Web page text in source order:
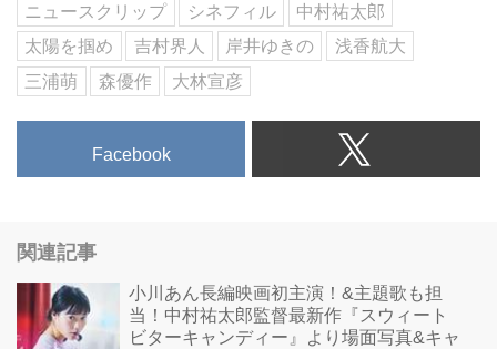
ニュースクリップ シネフィル
中村祐太郎
太陽を掴め
吉村界人 岸井ゆきの
浅香航大
三浦萌
森優作 大林宣彦
Facebook
関連記事
小川あん長編映画初主演！&主題歌も担
当！中村祐太郎監督最新作『スウィート
ビターキャンディー』より場面写真&キャ